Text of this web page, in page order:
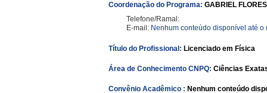
Coordenação do Programa: GABRIEL
Telefone/Ramal:
E-mail: Nenhum conteúdo disponível até o
Título do Profissional: Licenciado em Física
Área de Conhecimento CNPQ: Ciências
Convênio Acadêmico : Nenhum conteúdo